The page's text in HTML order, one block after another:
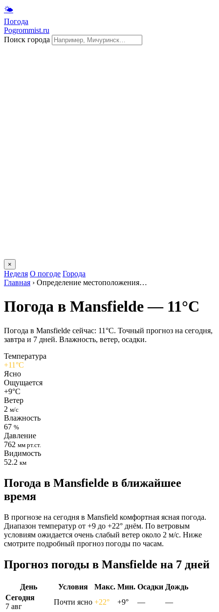
🌤
Погода
Pogrommist.ru
Поиск города
×
Неделя О погоде Города
Главная › Определение местоположения…
Погода в Mansfieldе — 11°C
Погода в Mansfieldе сейчас: 11°C. Точный прогноз на сегодня,
завтра и 7 дней. Влажность, ветер, осадки.
Температура
+11°C
Ясно
Ощущается
+9°C
Ветер
2 м/с
Влажность
67 %
Давление
762 мм рт.ст.
Видимость
52.2 км
Погода в Mansfieldе в ближайшее
время
В прогнозе на сегодня в Mansfield комфортная ясная погода.
Диапазон температур от +9 до +22° днём. По ветровым
условиям ожидается очень слабый ветер около 2 м/с. Ниже
смотрите подробный прогноз погоды по часам.
Прогноз погоды в Mansfieldе на 7 дней
День Условия Макс. Мин. Осадки Дождь
Сегодня
7 авг
Почти ясно +22° +9° —
—